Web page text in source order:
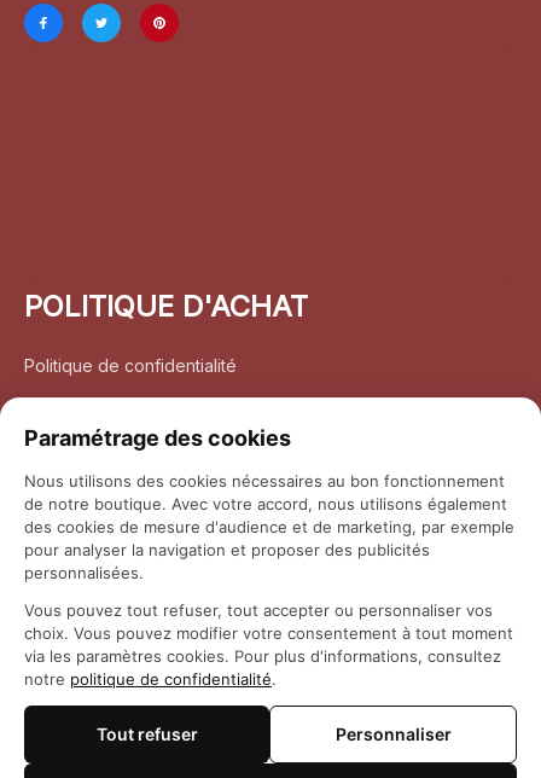
POLITIQUE D'ACHAT
Politique de confidentialité
Politique de retour et remboursement
Coordonnées
Questions fréquemment posées
© 2026 Maison Otaku
Paramétrage des cookies
Nous utilisons des cookies nécessaires au bon fonctionnement
de notre boutique. Avec votre accord, nous utilisons également
des cookies de mesure d'audience et de marketing, par exemple
pour analyser la navigation et proposer des publicités
personnalisées.
Vous pouvez tout refuser, tout accepter ou personnaliser vos
choix. Vous pouvez modifier votre consentement à tout moment
via les paramètres cookies. Pour plus d'informations, consultez
notre politique de confidentialité.
Tout refuser Personnaliser